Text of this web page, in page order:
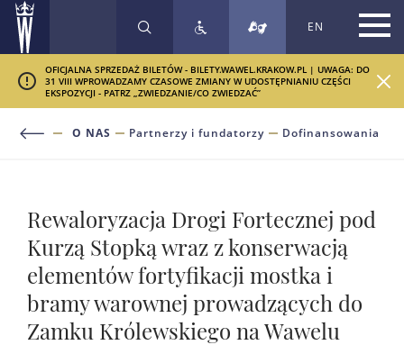
SZUKAJ EN
OFICJALNA SPRZEDAŻ BILETÓW - BILETY.WAWEL.KRAKOW.PL | UWAGA: DO
31 VIII WPROWADZAMY CZASOWE ZMIANY W UDOSTĘPNIANIU CZĘŚCI
EKSPOZYCJI - PATRZ „ZWIEDZANIE/CO ZWIEDZAĆ”
O NAS Partnerzy i fundatorzy Dofinansowania
Rewaloryzacja Drogi Fortecznej pod
Kurzą Stopką wraz z konserwacją
elementów fortyfikacji mostka i
bramy warownej prowadzących do
Zamku Królewskiego na Wawelu